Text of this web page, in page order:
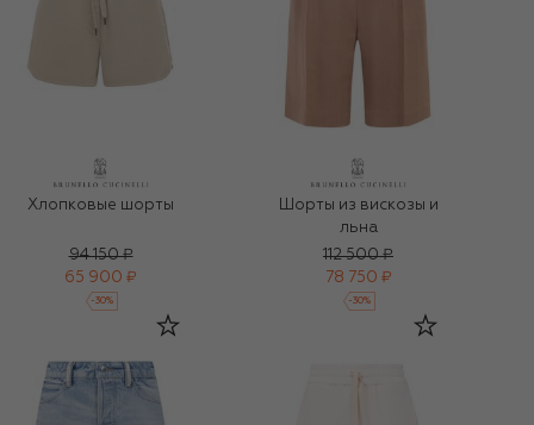
Хлопковые шорты
94 150 ₽
65 900 ₽
-30%
Шорты из вискозы и
льна
112 500 ₽
78 750 ₽
-30%